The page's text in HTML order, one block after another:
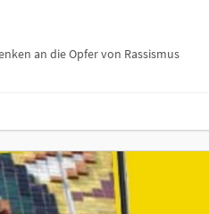
an die Opfer von Rassismus